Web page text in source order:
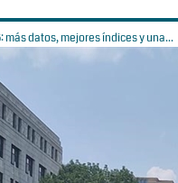
más datos, mejores índices y una...